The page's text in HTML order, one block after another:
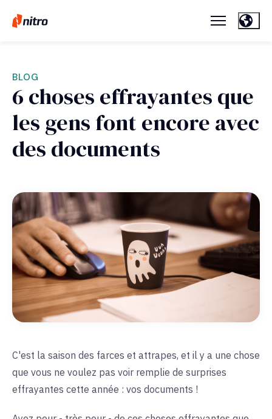
BLOG
6 choses effrayantes que
les gens font encore avec
des documents
C'est la saison des farces et attrapes, et il y a une chose
que vous ne voulez pas voir remplie de surprises
effrayantes cette année : vos documents !